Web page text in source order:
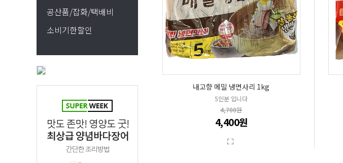
공산품/잡화/택배비
소비기한할인
내고향 메밀 냉면사리 1kg
5인분 입니다
4,700원
4,400원